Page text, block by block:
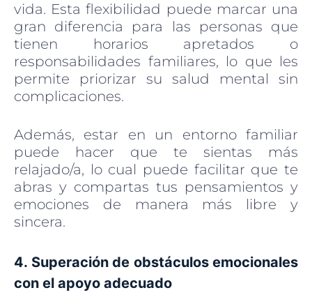
vida. Esta flexibilidad puede marcar una
gran diferencia para las personas que
tienen horarios apretados o
responsabilidades familiares, lo que les
permite priorizar su salud mental sin
complicaciones.
Además, estar en un entorno familiar
puede hacer que te sientas más
relajado/a, lo cual puede facilitar que te
abras y compartas tus pensamientos y
emociones de manera más libre y
sincera.
4. Superación de obstáculos emocionales
con el apoyo adecuado